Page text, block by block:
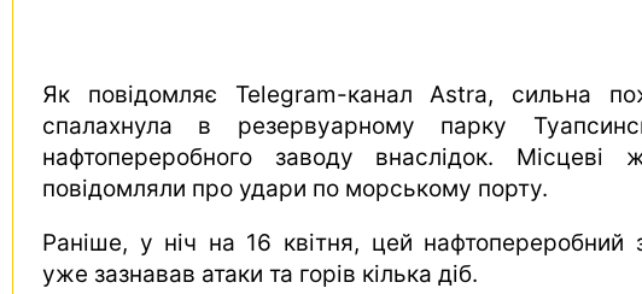
Як повідомляє Telegram-канал Astra, сильна
спалахнула в резервуарному парку
нафтопереробного заводу внаслідок. Місцеві
повідомляли про удари по морському порту.
Раніше, у ніч на 16 квітня, цей нафтопереробний
уже зазнавав атаки та горів кілька діб.